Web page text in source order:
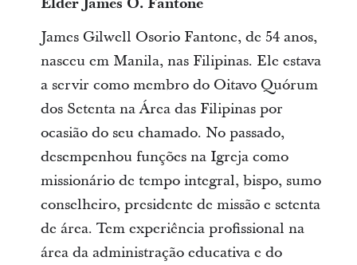
James Gilwell Osorio Fantone, de 54 anos,
nasceu em Manila, nas Filipinas. Ele estava
a servir como membro do Oitavo Quórum
dos Setenta na Área das Filipinas por
ocasião do seu chamado. No passado,
desempenhou funções na Igreja como
missionário de tempo integral, bispo, sumo
conselheiro, presidente de missão e setenta
de área. Tem experiência profissional na
área da administração educativa e do